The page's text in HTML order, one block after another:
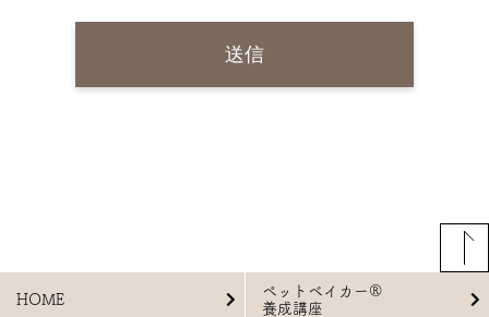
HOME
ペットベイカー®
養成講座